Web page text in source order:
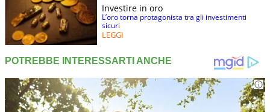
Investire in oro
L’oro torna protagonista tra gli investimenti
sicuri
LEGGI